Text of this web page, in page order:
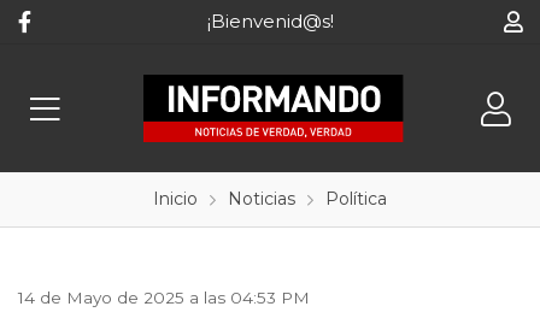
¡Bienvenid@s!
Inicio Noticias Política
14 de Mayo de 2025 a las 04:53 PM